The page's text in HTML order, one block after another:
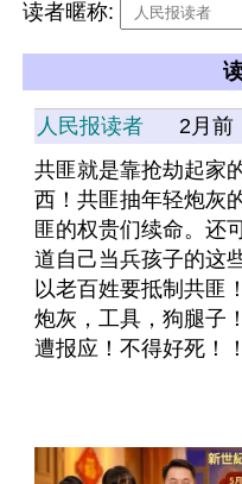
读者暱称:
人民报读者 2月前
共匪就是靠抢劫起家
西！共匪抽年轻炮灰
匪的权贵们续命。还
道自己当兵孩子的这
以老百姓要抵制共匪
炮灰，工具，狗腿子
遭报应！不得好死！